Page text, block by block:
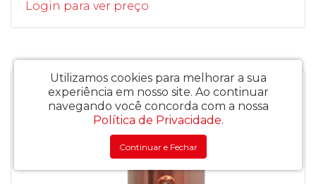
Login para ver preço
Utilizamos cookies para melhorar a sua
experiência em nosso site. Ao continuar
navegando você concorda com a nossa
Política de Privacidade.
Continuar e Fechar